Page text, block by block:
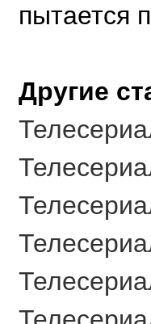
пытается
Другие